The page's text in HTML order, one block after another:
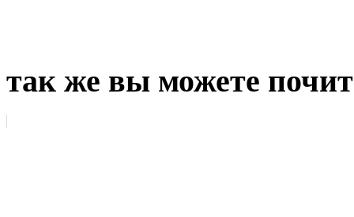
так же вы можете